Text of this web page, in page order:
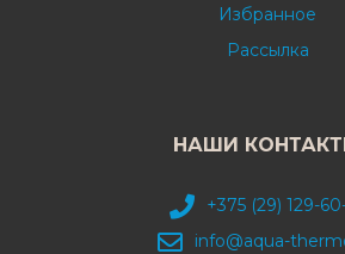
Избранное
Рассылка
НАШИ
+375 (29) 129-
info@aqua-